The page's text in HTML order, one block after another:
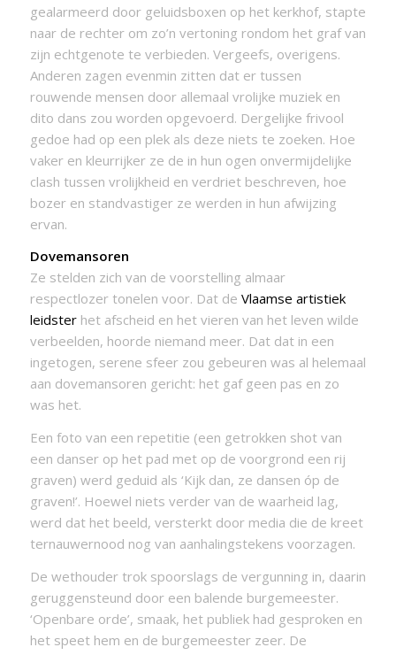
gealarmeerd door geluidsboxen op het kerkhof, stapte
naar de rechter om zo’n vertoning rondom het graf van
zijn echtgenote te verbieden. Vergeefs, overigens.
Anderen zagen evenmin zitten dat er tussen
rouwende mensen door allemaal vrolijke muziek en
dito dans zou worden opgevoerd. Dergelijke frivool
gedoe had op een plek als deze niets te zoeken. Hoe
vaker en kleurrijker ze de in hun ogen onvermijdelijke
clash tussen vrolijkheid en verdriet beschreven, hoe
bozer en standvastiger ze werden in hun afwijzing
ervan.
Dovemansoren
Ze stelden zich van de voorstelling almaar
respectlozer tonelen voor. Dat de Vlaamse artistiek
leidsterhet afscheid en het vieren van het leven wilde
verbeelden, hoorde niemand meer. Dat dat in een
ingetogen, serene sfeer zou gebeuren was al helemaal
aan dovemansoren gericht: het gaf geen pas en zo
was het.
Een foto van een repetitie (een getrokken shot van
een danser op het pad met op de voorgrond een rij
graven) werd geduid als ‘Kijk dan, ze dansen óp de
graven!’. Hoewel niets verder van de waarheid lag,
werd dat het beeld, versterkt door media die de kreet
ternauwernood nog van aanhalingstekens voorzagen.
De wethouder trok spoorslags de vergunning in, daarin
geruggensteund door een balende burgemeester.
‘Openbare orde’, smaak, het publiek had gesproken en
het speet hem en de burgemeester zeer. De